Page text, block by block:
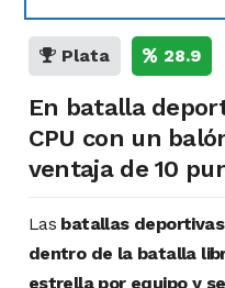
Plata 28.9
En batalla
CPU con un
ventaja de 10
Las batallas
dentro de la batalla
estrella por equipo y